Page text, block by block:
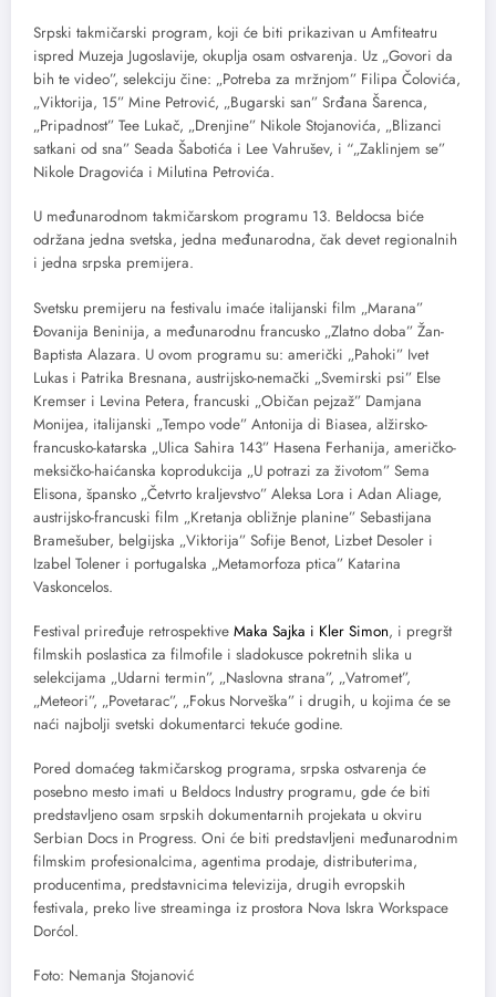
Srpski takmičarski program, koji će biti prikazivan u Amfiteatru
ispred Muzeja Jugoslavije, okuplja osam ostvarenja. Uz „Govori da
bih te video”, selekciju čine: „Potreba za mržnjom” Filipa Čolovića,
„Viktorija, 15” Mine Petrović, „Bugarski san” Srđana Šarenca,
„Pripadnost” Tee Lukač, „Drenjine” Nikole Stojanovića, „Blizanci
satkani od sna” Seada Šabotića i Lee Vahrušev, i “„Zaklinjem se”
Nikole Dragovića i Milutina Petrovića.
U međunarodnom takmičarskom programu 13. Beldocsa biće
održana jedna svetska, jedna međunarodna, čak devet regionalnih
i jedna srpska premijera.
Svetsku premijeru na festivalu imaće italijanski film „Marana”
Đovanija Beninija, a međunarodnu francusko „Zlatno doba” Žan-
Baptista Alazara. U ovom programu su: američki „Pahoki” Ivet
Lukas i Patrika Bresnana, austrijsko-nemački „Svemirski psi” Else
Kremser i Levina Petera, francuski „Običan pejzaž” Damjana
Monijea, italijanski „Tempo vode” Antonija di Biasea, alžirsko-
francusko-katarska „Ulica Sahira 143” Hasena Ferhanija, američko-
meksičko-haićanska koprodukcija „U potrazi za životom” Sema
Elisona, špansko „Četvrto kraljevstvo” Aleksa Lora i Adan Aliage,
austrijsko-francuski film „Kretanja obližnje planine” Sebastijana
Bramešuber, belgijska „Viktorija” Sofije Benot, Lizbet Desoler i
Izabel Tolener i portugalska „Metamorfoza ptica” Katarina
Vaskoncelos.
Festival priređuje retrospektive Maka Sajka i Kler Simon, i pregršt
filmskih poslastica za filmofile i sladokusce pokretnih slika u
selekcijama „Udarni termin”, „Naslovna strana”, „Vatromet”,
„Meteori”, „Povetarac”, „Fokus Norveška” i drugih, u kojima će se
naći najbolji svetski dokumentarci tekuće godine.
Pored domaćeg takmičarskog programa, srpska ostvarenja će
posebno mesto imati u Beldocs Industry programu, gde će biti
predstavljeno osam srpskih dokumentarnih projekata u okviru
Serbian Docs in Progress. Oni će biti predstavljeni međunarodnim
filmskim profesionalcima, agentima prodaje, distributerima,
producentima, predstavnicima televizija, drugih evropskih
festivala, preko live streaminga iz prostora Nova Iskra Workspace
Dorćol.
Foto: Nemanja Stojanović